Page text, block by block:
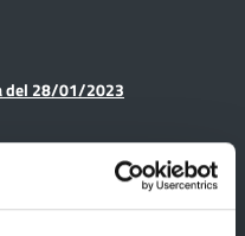
del 28/01/2023